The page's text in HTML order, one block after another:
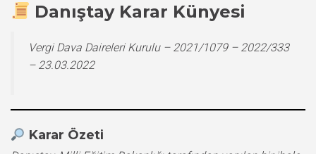
Danıştay Karar Künyesi
Vergi Dava Daireleri Kurulu – 2021/1079 – 2022/333
– 23.03.2022
Karar Özeti